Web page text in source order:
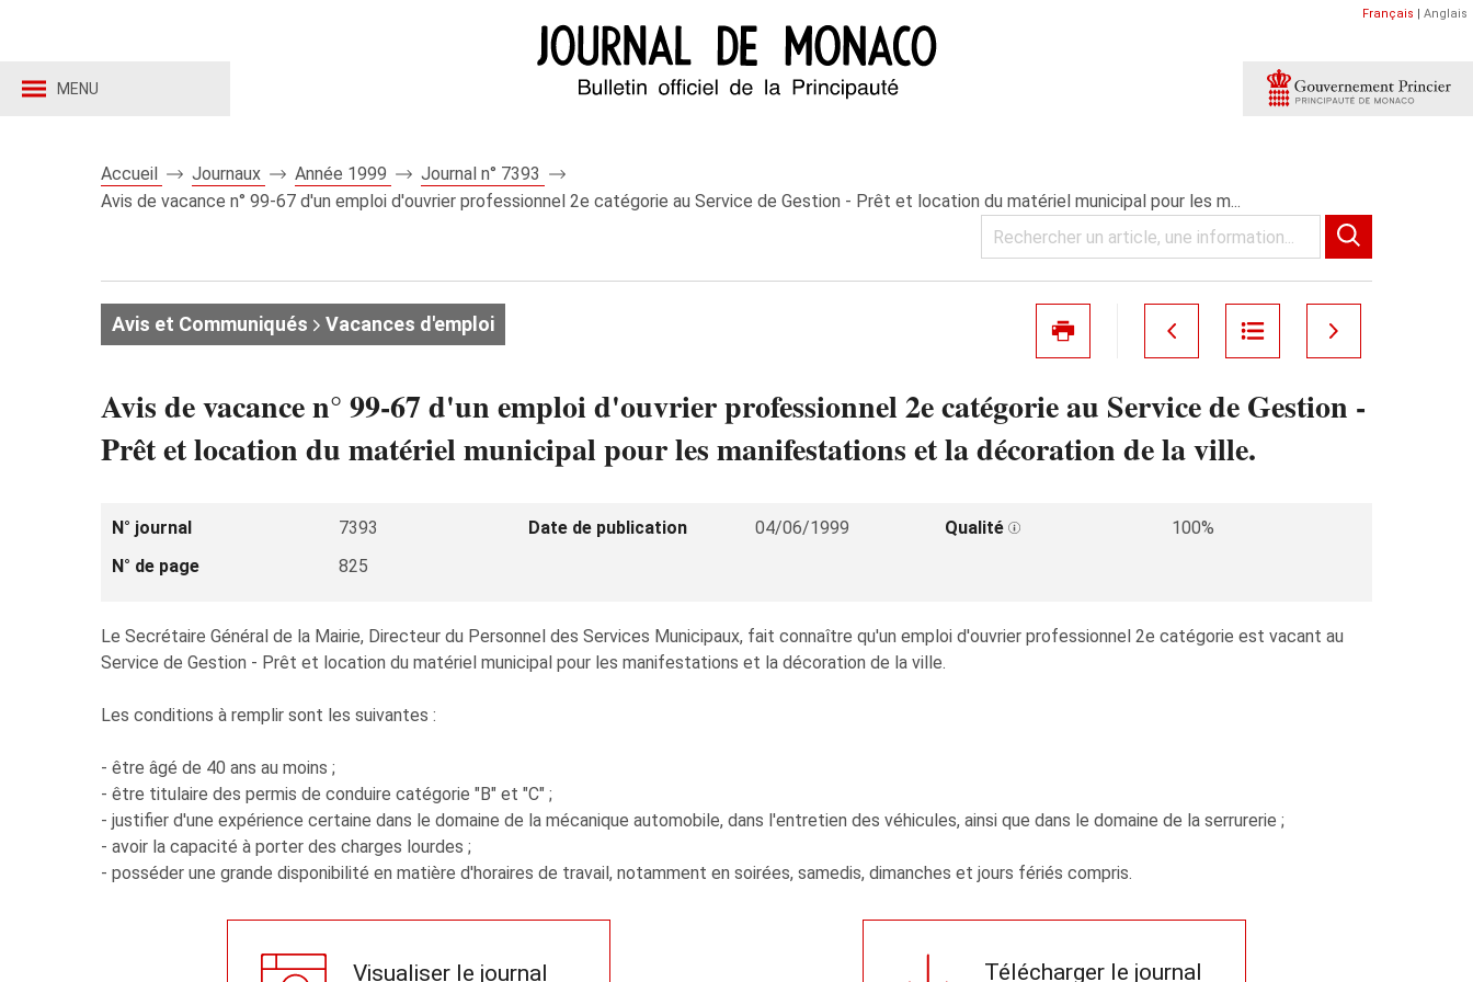
MENU
Français | Anglais
Accueil Journaux Année 1999
Journal n° 7393
Avis de vacance n° 99-67 d'un emploi d'ouvrier professionnel 2e catégorie au Service de Gestion - Prêt et location du matériel municipal pour les m...
Avis et Communiqués Vacances d'emploi
Avis de vacance n° 99-67 d'un emploi d'ouvrier professionnel 2e catégorie au Service de Gestion -
Prêt et location du matériel municipal pour les manifestations et la décoration de la ville.
N° journal 7393 Date de publication 04/06/1999 Qualité
100%
N° de page
825
Le Secrétaire Général de la Mairie, Directeur du Personnel des Services Municipaux, fait connaître qu'un emploi d'ouvrier professionnel 2e catégorie est vacant au
Service de Gestion - Prêt et location du matériel municipal pour les manifestations et la décoration de la ville.
Les conditions à remplir sont les suivantes :
- être âgé de 40 ans au moins ;
- être titulaire des permis de conduire catégorie "B" et "C" ;
- justifier d'une expérience certaine dans le domaine de la mécanique automobile, dans l'entretien des véhicules, ainsi que dans le domaine de la serrurerie ;
- avoir la capacité à porter des charges lourdes ;
- posséder une grande disponibilité en matière d'horaires de travail, notamment en soirées, samedis, dimanches et jours fériés compris.
Visualiser le journal Télécharger le journal